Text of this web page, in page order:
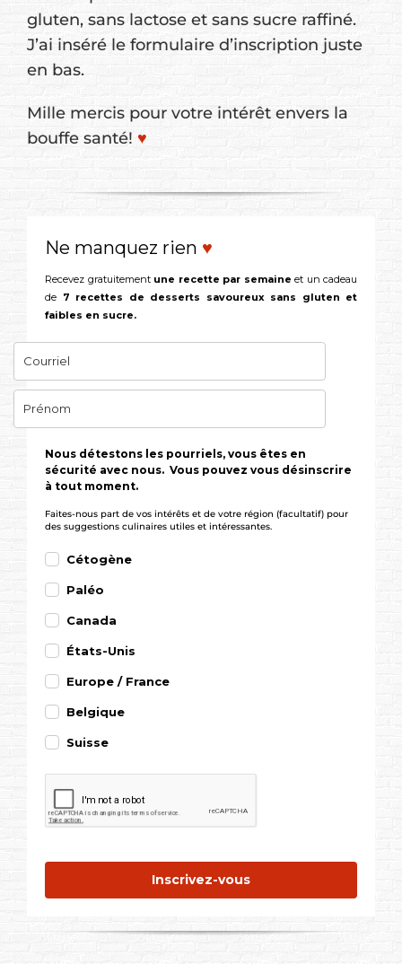
gluten, sans lactose et sans sucre raffiné.
J’ai inséré le formulaire d’inscription juste
en bas.
Mille mercis pour votre intérêt envers la
bouffe santé! ♥
Ne manquez rien ♥
Recevez gratuitement une recette par semaine et un cadeau
de 7 recettes de desserts savoureux sans gluten et
faibles en sucre.
Nous détestons les pourriels, vous êtes en
sécurité avec nous. Vous pouvez vous désinscrire
à tout moment.
Faites-nous part de vos intérêts et de votre région (facultatif) pour
des suggestions culinaires utiles et intéressantes.
Cétogène
Paléo
Canada
États-Unis
Europe / France
Belgique
Suisse
Inscrivez-vous